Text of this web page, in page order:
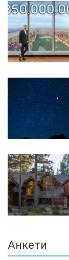
Анкети